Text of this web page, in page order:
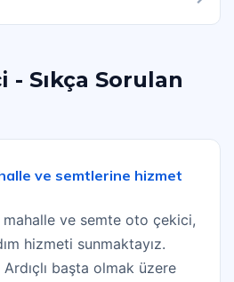
Sıkça Sorulan
ve semtlerine hizmet
ve semte oto çekici,
hizmeti sunmaktayız.
başta olmak üzere